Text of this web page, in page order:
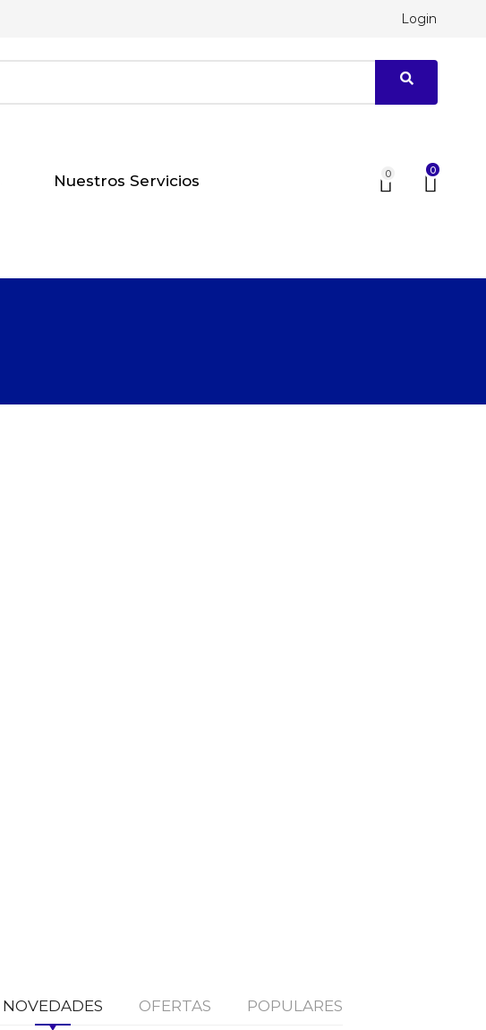
Login
Nuestros Servicios 0 0
NOVEDADES OFERTAS POPULARES